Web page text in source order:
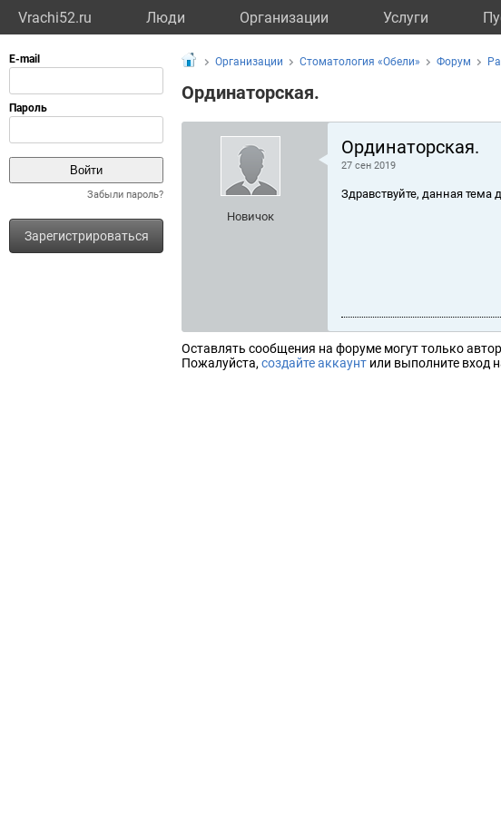
Vrachi52.ru Люди Организации Услуги
Забыли пароль?
Зарегистрироваться
Организации Стоматология «Обели» Форум
Ординаторская.
Новичок
Ординаторская.
27 сен 2019
Здравствуйте, данная тема
Оставлять сообщения на форуме могут только
Пожалуйста, создайте аккаунт или выполните вход